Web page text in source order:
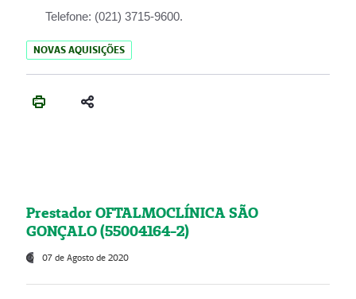
Telefone: (021) 3715-9600.
NOVAS AQUISIÇÕES
Prestador OFTALMOCLÍNICA SÃO
GONÇALO (55004164-2)
07 de Agosto de 2020